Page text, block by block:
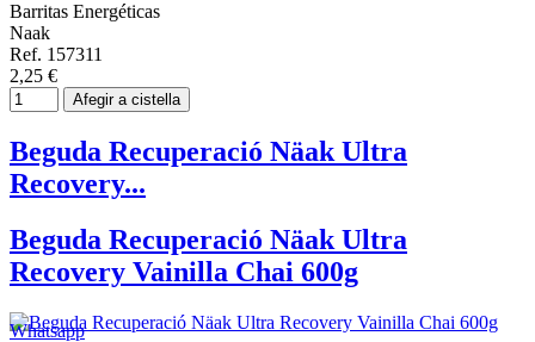
Whatsapp
Barritas Energéticas
Naak
Ref. 157311
2,25 €
Afegir a cistella
Beguda Recuperació Näak Ultra
Recovery...
Beguda Recuperació Näak Ultra
Recovery Vainilla Chai 600g